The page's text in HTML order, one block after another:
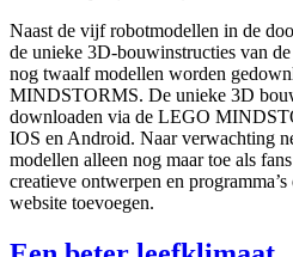
Naast de vijf robotmodellen in de
de unieke 3D-bouwinstructies van
nog twaalf modellen worden
MINDSTORMS. De unieke 3D
downloaden via de LEGO
IOS en Android. Naar verwachting
modellen alleen nog maar toe als
creatieve ontwerpen en
website toevoegen.